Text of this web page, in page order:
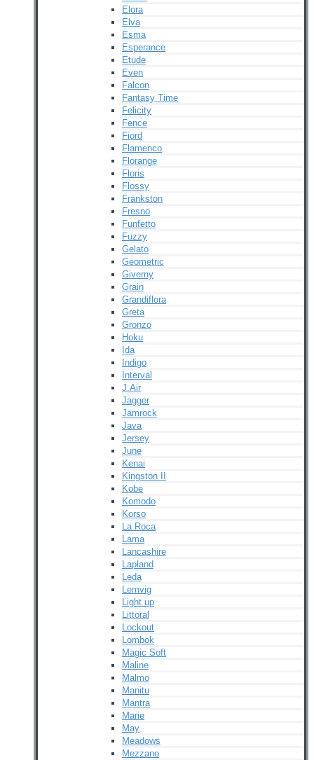
Elora
Elva
Esma
Esperance
Etude
Even
Falcon
Fantasy Time
Felicity
Fence
Fiord
Flamenco
Florange
Floris
Flossy
Frankston
Fresno
Funfetto
Fuzzy
Gelato
Geometric
Giverny
Grain
Grandiflora
Greta
Gronzo
Hoku
Ida
Indigo
Interval
J.Air
Jagger
Jamrock
Java
Jersey
June
Kenai
Kingston II
Kobe
Komodo
Korso
La Roca
Lama
Lancashire
Lapland
Leda
Lemvig
Light up
Littoral
Lockout
Lombok
Magic Soft
Maline
Malmo
Manitu
Mantra
Marie
May
Meadows
Mezzano